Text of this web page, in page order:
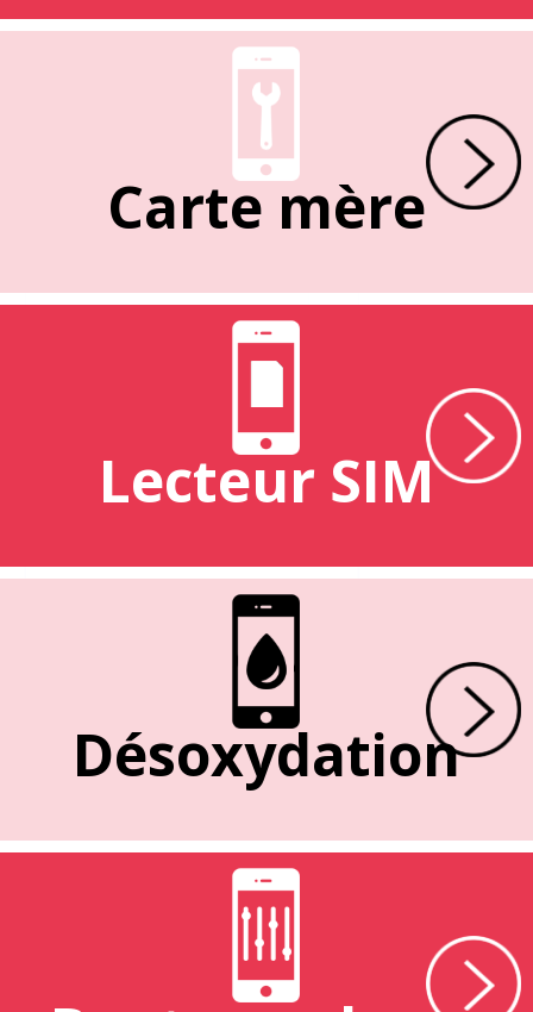
Carte mère
Lecteur SIM
Désoxydation